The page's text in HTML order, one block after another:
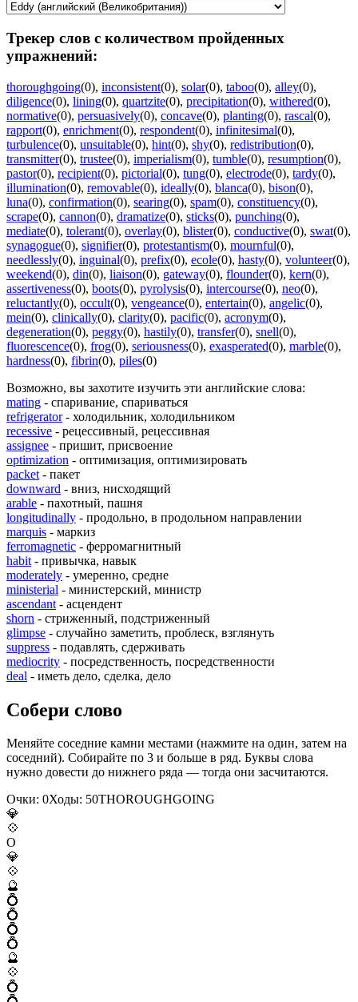
Трекер слов с количеством пройденных
упражнений:
thoroughgoing(0), inconsistent(0), solar(0), taboo(0), alley(0),
diligence(0), lining(0), quartzite(0), precipitation(0), withered(0),
normative(0), persuasively(0), concave(0), planting(0), rascal(0),
rapport(0), enrichment(0), respondent(0), infinitesimal(0),
turbulence(0), unsuitable(0), hint(0), shy(0), redistribution(0),
transmitter(0), trustee(0), imperialism(0), tumble(0), resumption(0),
pastor(0), recipient(0), pictorial(0), tung(0), electrode(0), tardy(0),
illumination(0), removable(0), ideally(0), blanca(0), bison(0),
luna(0), confirmation(0), searing(0), spam(0), constituency(0),
scrape(0), cannon(0), dramatize(0), sticks(0), punching(0),
mediate(0), tolerant(0), overlay(0), blister(0), conductive(0), swat(0),
synagogue(0), signifier(0), protestantism(0), mournful(0),
needlessly(0), inguinal(0), prefix(0), ecole(0), hasty(0), volunteer(0),
weekend(0), din(0), liaison(0), gateway(0), flounder(0), kern(0),
assertiveness(0), boots(0), pyrolysis(0), intercourse(0), neo(0),
reluctantly(0), occult(0), vengeance(0), entertain(0), angelic(0),
mein(0), clinically(0), clarity(0), pacific(0), acronym(0),
degeneration(0), peggy(0), hastily(0), transfer(0), snell(0),
fluorescence(0), frog(0), seriousness(0), exasperated(0), marble(0),
hardness(0), fibrin(0), piles(0)
Возможно, вы захотите изучить эти английские слова:
mating - спаривание, спариваться
refrigerator- холодильник, холодильником
recessive - рецессивный, рецессивная
assignee - пришит, присвоение
optimization - оптимизация, оптимизировать
packet - пакет
downward - вниз, нисходящий
arable - пахотный, пашня
longitudinally - продольно, в продольном направлении
marquis - маркиз
ferromagnetic - ферромагнитный
habit - привычка, навык
moderately - умеренно, средне
ministerial - министерский, министр
ascendant - асцендент
shorn - стриженный, подстриженный
glimpse - случайно заметить, проблеск, взглянуть
suppress - подавлять, сдерживать
mediocrity - посредственность, посредственности
deal - иметь дело, сделка, дело
Собери слово
Меняйте соседние камни местами (нажмите на один, затем на
соседний). Собирайте по 3 и больше в ряд. Буквы слова
нужно довести до нижнего ряда — тогда они засчитаются.
Очки: 0Ходы: 50THOROUGHGOING
💎
💠
O
💎
💠
🔮
💍
💍
💍
💍
🔮
💠
💍